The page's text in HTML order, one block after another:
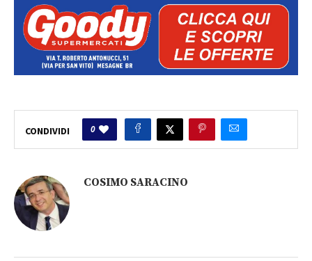
CONDIVIDI 0
COSIMO SARACINO